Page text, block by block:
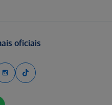
oficiais